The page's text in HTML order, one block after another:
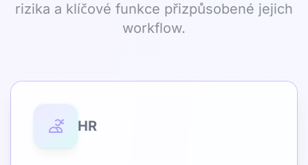
rizika a klíčové funkce přizpůsobené jejich
workflow.
HR